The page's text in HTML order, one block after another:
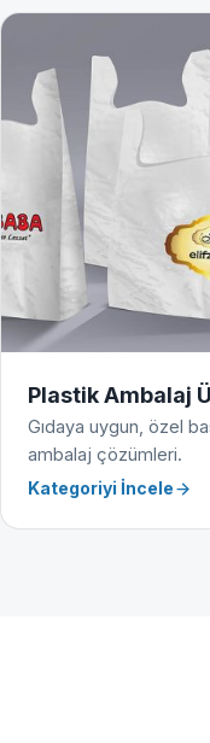
Plastik Ambalaj
Gıdaya uygun, özel
ambalaj çözümleri.
Kategoriyi İncele